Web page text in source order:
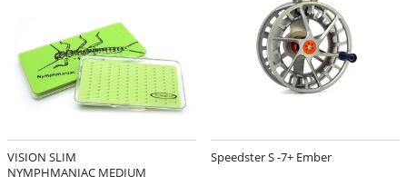
VISION SLIM
NYMPHMANIAC MEDIUM
Speedster S -7+ Ember